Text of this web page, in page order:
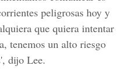
peligrosas hoy y
que quiera intentar
tenemos un alto riesgo
dijo Lee.